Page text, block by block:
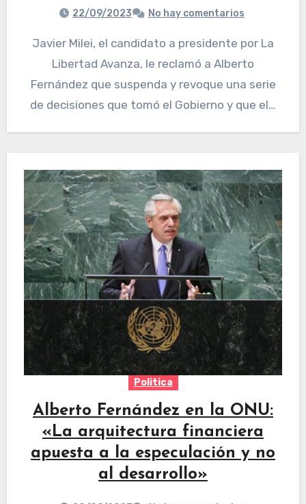
22/09/2023 No hay comentarios
Javier Milei, el candidato a presidente por La
Libertad Avanza, le reclamó a Alberto
Fernández que suspenda y revoque una serie
de decisiones que tomó el Gobierno y que el…
Politica
Alberto Fernández en la ONU:
«La arquitectura financiera
apuesta a la especulación y no
al desarrollo»